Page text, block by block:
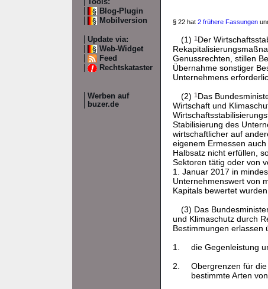
Tools:
Blog-Plugin
Mobilversion
Update via:
Web-Widget
Feed
Rechtskataster
Werben auf
buzer.de
§ 22 hat 2 frühere Fassungen
(1) 1Der
Genussrechten, stillen
Übernahme sonstiger
Unternehmens
(2) 1Das
Wirtschaft und
Stabilisierung des
wirtschaftlicher auf
eigenem Ermessen
Halbsatz nicht erfüllen,
Sektoren tätig oder von
1. Januar 2017 in
Unternehmenswert von
Kapitals bewertet wurden.
(3) Das
und Klimaschutz durch
Bestimmungen erlassen
1.
die Gegenleistung
2.
Obergrenzen für
bestimmte Arten